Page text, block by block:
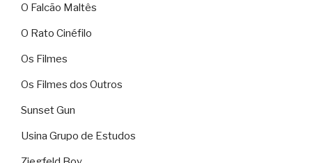
O Falcão Maltês
O Rato Cinéfilo
Os Filmes
Os Filmes dos Outros
Sunset Gun
Usina Grupo de Estudos